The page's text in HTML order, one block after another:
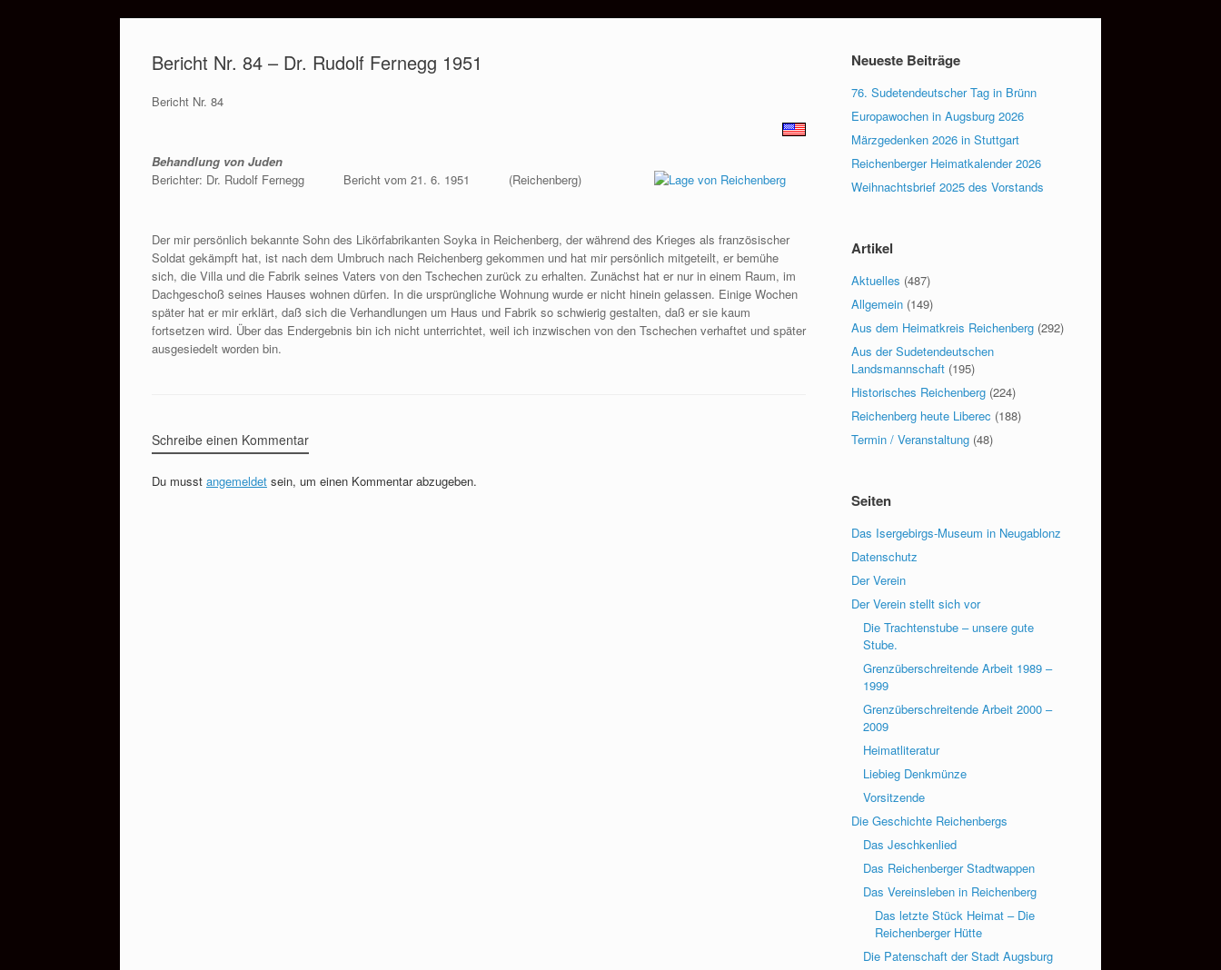
springenBericht Nr. 84 – Dr. Rudolf Fernegg 1951
Bericht Nr. 84
Behandlung von Juden
Berichter: Dr. Rudolf Fernegg
Bericht vom 21. 6. 1951 (Reichenberg)
Der mir persönlich bekannte Sohn des Likörfabrikanten Soyka in Reichenberg, der während des Krieges als französischer
Soldat gekämpft hat, ist nach dem Umbruch nach Reichenberg gekommen und hat mir persönlich mitgeteilt, er bemühe
sich, die Villa und die Fabrik seines Vaters von den Tschechen zurück zu erhalten. Zunächst hat er nur in einem Raum, im
Dachgeschoß seines Hauses wohnen dürfen. In die ursprüngliche Wohnung wurde er nicht hinein gelassen. Einige Wochen
später hat er mir erklärt, daß sich die Verhandlungen um Haus und Fabrik so schwierig gestalten, daß er sie kaum
fortsetzen wird. Über das Endergebnis bin ich nicht unterrichtet, weil ich inzwischen von den Tschechen verhaftet und später
ausgesiedelt worden bin.
Schreibe einen Kommentar
Du musst angemeldet sein, um einen Kommentar abzugeben.
Neueste Beiträge
76. Sudetendeutscher Tag in Brünn
Europawochen in Augsburg 2026
Märzgedenken 2026 in Stuttgart
Reichenberger Heimatkalender 2026
Weihnachtsbrief 2025 des Vorstands
Artikel
Aktuelles (487)
Allgemein (149)
Aus dem Heimatkreis Reichenberg (292)
Aus der Sudetendeutschen
Landsmannschaft (195)
Historisches Reichenberg (224)
Reichenberg heute Liberec (188)
Termin / Veranstaltung (48)
Seiten
Das Isergebirgs-Museum in Neugablonz
Datenschutz
Der Verein
Der Verein stellt sich vor
Die Trachtenstube – unsere gute
Stube.
Grenzüberschreitende Arbeit 1989 –
1999
Grenzüberschreitende Arbeit 2000 –
2009
Heimatliteratur
Liebieg Denkmünze
Vorsitzende
Die Geschichte Reichenbergs
Das Jeschkenlied
Das Reichenberger Stadtwappen
Das Vereinsleben in Reichenberg
Das letzte Stück Heimat – Die
Reichenberger Hütte
Die Patenschaft der Stadt Augsburg